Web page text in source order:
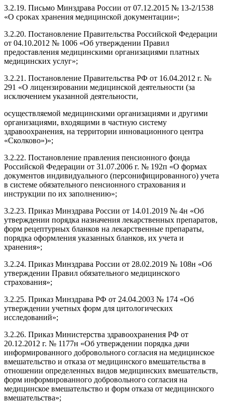
3.2.19. Письмо Минздрава России от 07.12.2015 № 13-2/1538
«О сроках хранения медицинской документации»;
3.2.20. Постановление Правительства Российской Федерации
от 04.10.2012 № 1006 «Об утверждении Правил
предоставления медицинскими организациями платных
медицинских услуг»;
3.2.21. Постановление Правительства РФ от 16.04.2012 г. №
291 «О лицензировании медицинской деятельности (за
исключением указанной деятельности,
осуществляемой медицинскими организациями и другими
организациями, входящими в частную систему
здравоохранения, на территории инновационного центра
«Сколково»)»;
3.2.22. Постановление правления пенсионного фонда
Российской Федерации от 31.07.2006 г. № 192п «О формах
документов индивидуального (персонифицированного) учета
в системе обязательного пенсионного страхования и
инструкции по их заполнению»;
3.2.23. Приказ Минздрава России от 14.01.2019 № 4н «Об
утверждении порядка назначения лекарственных препаратов,
форм рецептурных бланков на лекарственные препараты,
порядка оформления указанных бланков, их учета и
хранения»;
3.2.24. Приказ Минздрава России от 28.02.2019 № 108н «Об
утверждении Правил обязательного медицинского
страхования»;
3.2.25. Приказ Минздрава РФ от 24.04.2003 № 174 «Об
утверждении учетных форм для цитологических
исследований»;
3.2.26. Приказ Министерства здравоохранения РФ от
20.12.2012 г. № 1177н «Об утверждении порядка дачи
информированного добровольного согласия на медицинское
вмешательство и отказа от медицинского вмешательства в
отношении определенных видов медицинских вмешательств,
форм информированного добровольного согласия на
медицинское вмешательство и форм отказа от медицинского
вмешательства»;